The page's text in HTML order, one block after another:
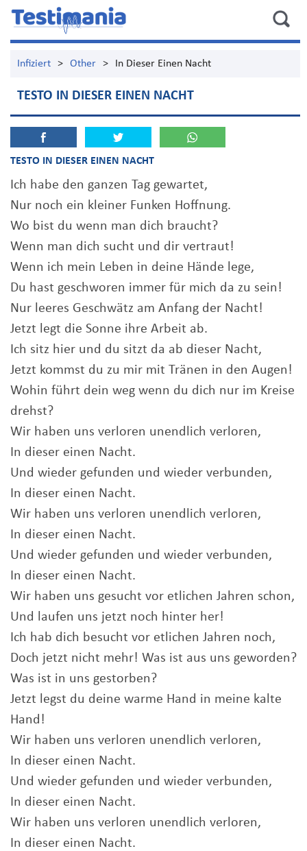
Infiziert > Other > In Dieser Einen Nacht
TESTO IN DIESER EINEN NACHT
TESTO IN DIESER EINEN NACHT
Ich habe den ganzen Tag gewartet,
Nur noch ein kleiner Funken Hoffnung.
Wo bist du wenn man dich braucht?
Wenn man dich sucht und dir vertraut!
Wenn ich mein Leben in deine Hände lege,
Du hast geschworen immer für mich da zu sein!
Nur leeres Geschwätz am Anfang der Nacht!
Jetzt legt die Sonne ihre Arbeit ab.
Ich sitz hier und du sitzt da ab dieser Nacht,
Jetzt kommst du zu mir mit Tränen in den Augen!
Wohin führt dein weg wenn du dich nur im Kreise
drehst?
Wir haben uns verloren unendlich verloren,
In dieser einen Nacht.
Und wieder gefunden und wieder verbunden,
In dieser einen Nacht.
Wir haben uns verloren unendlich verloren,
In dieser einen Nacht.
Und wieder gefunden und wieder verbunden,
In dieser einen Nacht.
Wir haben uns gesucht vor etlichen Jahren schon,
Und laufen uns jetzt noch hinter her!
Ich hab dich besucht vor etlichen Jahren noch,
Doch jetzt nicht mehr! Was ist aus uns geworden?
Was ist in uns gestorben?
Jetzt legst du deine warme Hand in meine kalte
Hand!
Wir haben uns verloren unendlich verloren,
In dieser einen Nacht.
Und wieder gefunden und wieder verbunden,
In dieser einen Nacht.
Wir haben uns verloren unendlich verloren,
In dieser einen Nacht.